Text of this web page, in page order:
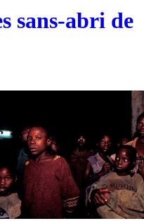
sans-abri de